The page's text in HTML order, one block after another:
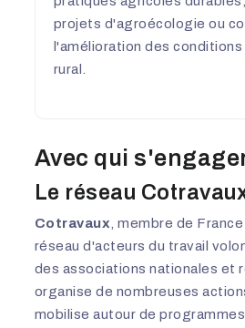
projets d'agroécologie ou
l'amélioration des conditions
rural.
Avec qui
Le réseau
Cotravaux , membre de
réseau d'acteurs du travail
des associations nationales et
organise de nombreuses
mobilise autour de